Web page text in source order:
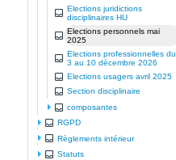
Elections juridictions
disciplinaires HU
Elections personnels mai
2025
Elections professionnelles du
3 au 10 décembre 2026
Elections usagers avril 2025
Section disciplinaire
composantes
RGPD
Règlements intérieur
Statuts